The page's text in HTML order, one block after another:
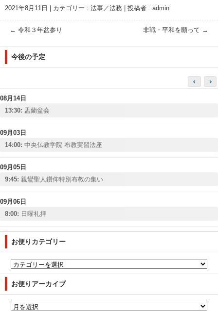
2021年8月11日 カテゴリー : 法事／法務 投稿者 : admin
← 令和３年盆参り 非戦・平和を願って →
今後の予定
08月14日
13:30: 盂蘭盆会
09月03日
14:00: 中央仏教学院 布教実習法座
09月05日
9:45: 親鸞聖人鑽仰特別布教の集い
09月06日
8:00: 日曜礼拝
お便りカテゴリー
お便りアーカイブ